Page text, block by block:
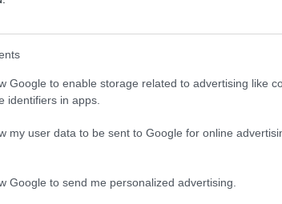
Google to enable storage related to advertising like
identifiers in apps.
my user data to be sent to Google for online
Google to send me personalized advertising.
εξέλιξη στη Βραυρώνα.
το τι ακριβώς έχει συμβεί με
πως μετά τη γέννηση του
από το Νεπάλ, το πέταξαν, χωρίς